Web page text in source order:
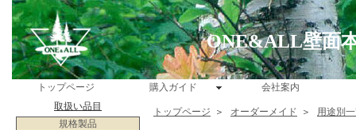
ONE&ALL壁面
トップページ 購入ガイド
会社案内
取扱い品目
規格製品
トップページ ＞ オーダーメイド ＞ 用途別